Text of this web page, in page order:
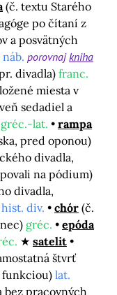
(č. textu Starého
po čítaní z
a posvätných
náb. porovnajkniha
divadla) franc.
miesta v
sedadiel a
gréc.-lat.
rampa
pred oponou)
divadla,
na pódium)
divadla,
hist. div. chór (č.
gréc.
epóda
satelit
štvrť
funkciou) lat.
bez pracovných